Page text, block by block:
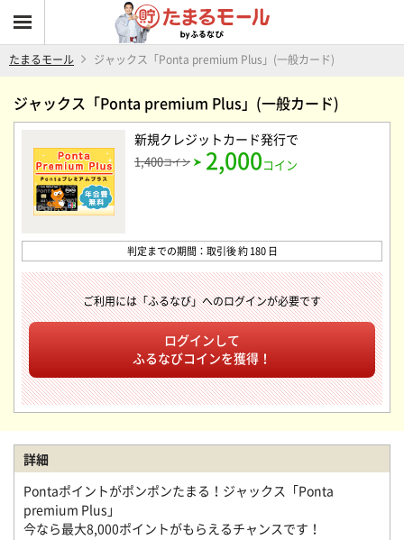
たまるモール ジャックス「Ponta premium Plus」(一般カード)
ジャックス「Ponta premium Plus」(一般カード)
新規クレジットカード発行で
1,400コイン 2,000コイン
判定までの期間：取引後 約 180 日
ご利用には「ふるなび」へのログインが必要です
ログインして
ふるなびコインを獲得！
詳細
Pontaポイントがポンポンたまる！ジャックス「Ponta
premium Plus」
今なら最大8,000ポイントがもらえるチャンスです！